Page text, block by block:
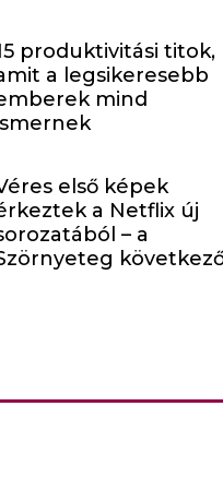
produktivitási titok,
a legsikeresebb
mind
első képek
a Netflix új
– a